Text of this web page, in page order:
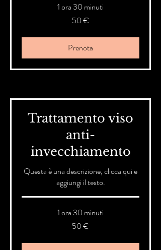
1 ora 30 minuti
50 €
Prenota
Trattamento viso
anti-
invecchiamento
Questa è una descrizione, clicca qui e
aggiungi il testo.
1 ora 30 minuti
50 €